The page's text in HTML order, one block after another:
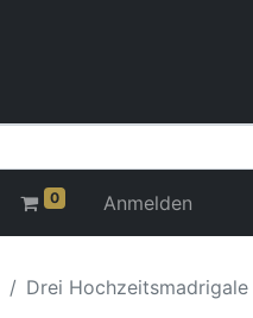
0 Anmelden
Drei Hochzeitsmadrigale